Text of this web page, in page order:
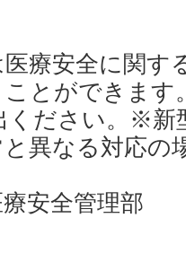
療安全に関す
とができます
ください。※新
異なる対応の
安全管理部